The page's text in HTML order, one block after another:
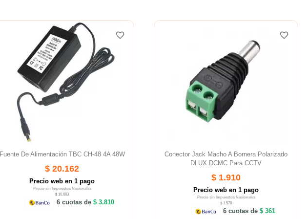
Fuente De Alimentación TBC CH-48 4A 48W
$ 20.162
Precio web en 1 pago
Precio sin Impuestos Nacionales
$ 16.663
6 cuotas de $ 3.810
favorite_border
Conector Jack Macho A Bornera Polarizado
DLUX DCMC Para CCTV
$ 1.910
Precio web en 1 pago
Precio sin Impuestos Nacionales
$ 1.578
6 cuotas de$ 361
favorite_border